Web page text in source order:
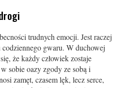
trudnych emocji. Jest raczej
gwaru. W duchowej
że każdy człowiek zostaje
sobie oazy zgody ze sobą i
zamęt, czasem lęk, lecz serce,